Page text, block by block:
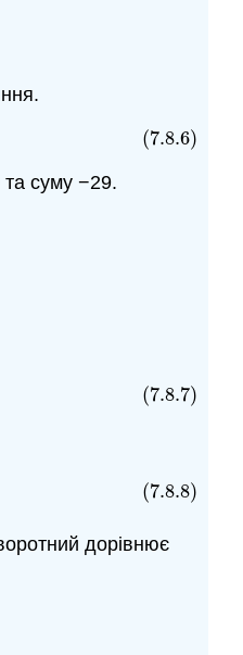
(7.8.6)
суму −29.
(7.8.7)
(7.8.8)
дорівнює